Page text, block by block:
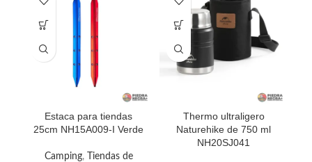
Estaca para tiendas
25cm NH15A009-I Verde
Camping,
Tiendas de
Thermo ultraligero
Naturehike de 750 ml
NH20SJ041